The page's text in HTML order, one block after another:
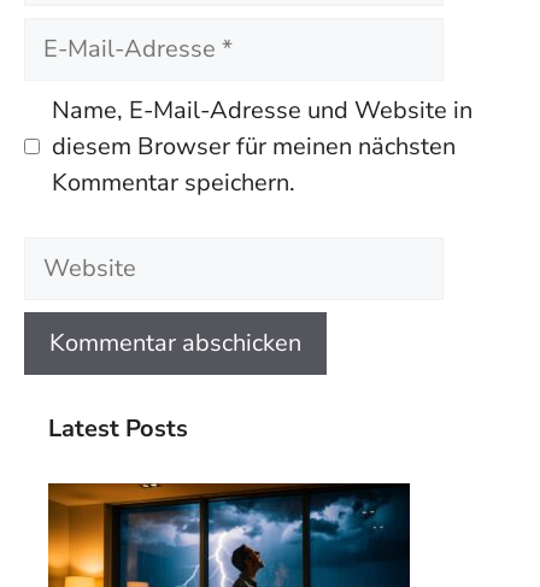
E-
Adresse
Name, E-Mail-Adresse und Website in
diesem Browser für meinen nächsten
Kommentar speichern.
Website
Latest Posts